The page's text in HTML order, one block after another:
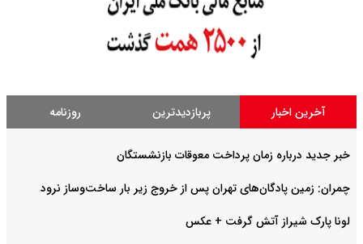
آخرین اخبار پربازدیدترین روزنامه
خبر جدید درباره زمان پرداخت معوقات بازنشستگان
چمران: زمین پادگان‌های تهران پس از خروج زیر بار ساخت‌وساز نرود
لونا پارک شیراز آتش گرفت + عکس